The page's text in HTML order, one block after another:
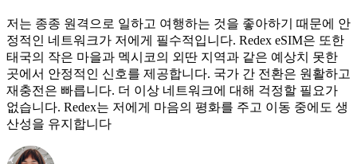
저는 종종 원격으로 일하고 여행하는 것을 좋아하기 때문에 안
정적인 네트워크가 저에게 필수적입니다. Redex eSIM은 또한
태국의 작은 마을과 멕시코의 외딴 지역과 같은 예상치 못한
곳에서 안정적인 신호를 제공합니다. 국가 간 전환은 원활하고
재충전은 빠릅니다. 더 이상 네트워크에 대해 걱정할 필요가
없습니다. Redex는 저에게 마음의 평화를 주고 이동 중에도 생
산성을 유지합니다